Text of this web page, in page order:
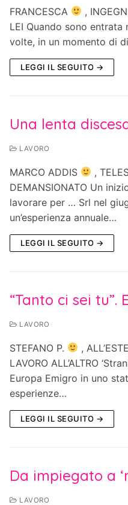
FRANCESCA
,
LEI Quando sono entrata
volte, in un momento di
LEGGI IL SEGUITO →
Una lenta
LAVORO
MARCO ADDIS
,
DEMANSIONATO Un
lavorare per … Srl nel
un’esperienza annuale…
LEGGI IL SEGUITO →
“Tanto ci sei tu”.
LAVORO
STEFANO P.
,
LAVORO ALL’ALTRO
Europa Emigro in uno
esperienze…
LEGGI IL SEGUITO →
Da impiegato a
LAVORO